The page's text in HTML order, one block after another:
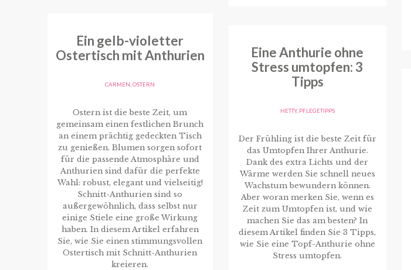
Ein gelb-violetter
Ostertisch mit Anthurien
CARMEN,OSTERN
Ostern ist die beste Zeit, um
gemeinsam einen festlichen Brunch
an einem prächtig gedeckten Tisch
zu genießen. Blumen sorgen sofort
für die passende Atmosphäre und
Anthurien sind dafür die perfekte
Wahl: robust, elegant und vielseitig!
Schnitt-Anthurien sind so
außergewöhnlich, dass selbst nur
einige Stiele eine große Wirkung
haben. In diesem Artikel erfahren
Sie, wie Sie einen stimmungsvollen
Ostertisch mit Schnitt-Anthurien
kreieren.
Eine Anthurie ohne
Stress umtopfen: 3
Tipps
HETTY, PFLEGETIPPS
Der Frühling ist die beste Zeit für
das Umtopfen Ihrer Anthurie.
Dank des extra Lichts und der
Wärme werden Sie schnell neues
Wachstum bewundern können.
Aber woran merken Sie, wenn es
Zeit zum Umtopfen ist, und wie
machen Sie das am besten? In
diesem Artikel finden Sie 3 Tipps,
wie Sie eine Topf-Anthurie ohne
Stress umtopfen.